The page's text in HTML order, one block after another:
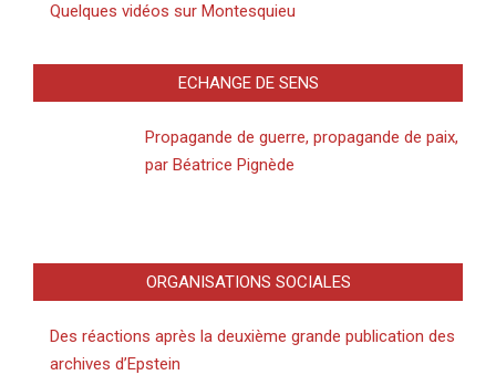
Quelques vidéos sur Montesquieu
ECHANGE DE SENS
Propagande de guerre, propagande de paix,
par Béatrice Pignède
ORGANISATIONS SOCIALES
Des réactions après la deuxième grande publication des
archives d’Epstein